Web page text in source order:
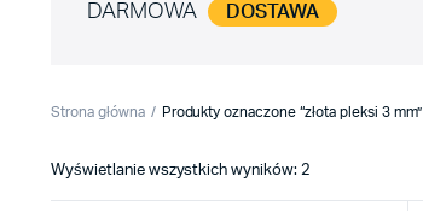
DARMOWA DOSTAWA
Strona główna Produkty oznaczone “złota pleksi 3 mm”
Wyświetlanie wszystkich wyników: 2Posortowane